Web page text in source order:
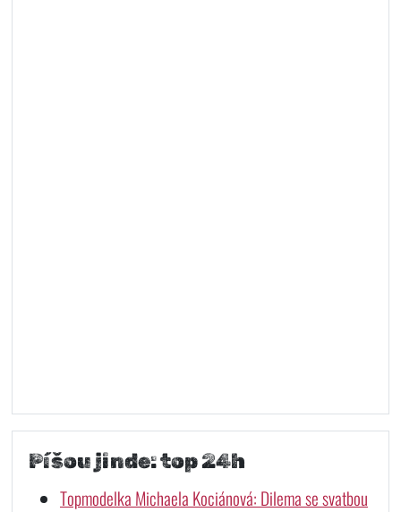
Píšou jinde: top 24h
Topmodelka Michaela Kociánová: Dilema se svatbou